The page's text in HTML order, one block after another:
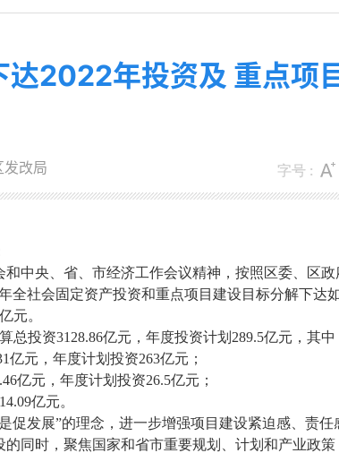
达2022年投资及 重点项
字号 :
发改局
和中央、省、市经济工作会议精神，按照区委、区政
全社会固定资产投资和重点项目建设目标分解下达如
元。
总投资31 28.86亿元，年度投资计划 289.5亿元，其中
亿元，年度计划投资263亿元；
亿元，年度计划投资26.5亿元；
亿元。
促发展”的理念，进一步增强项目建设紧迫感、责
的同时 ，聚焦国家和省市重要规划、计划和产业政